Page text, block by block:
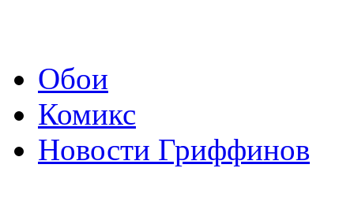
Обои
Комикс
Новости Гриффинов